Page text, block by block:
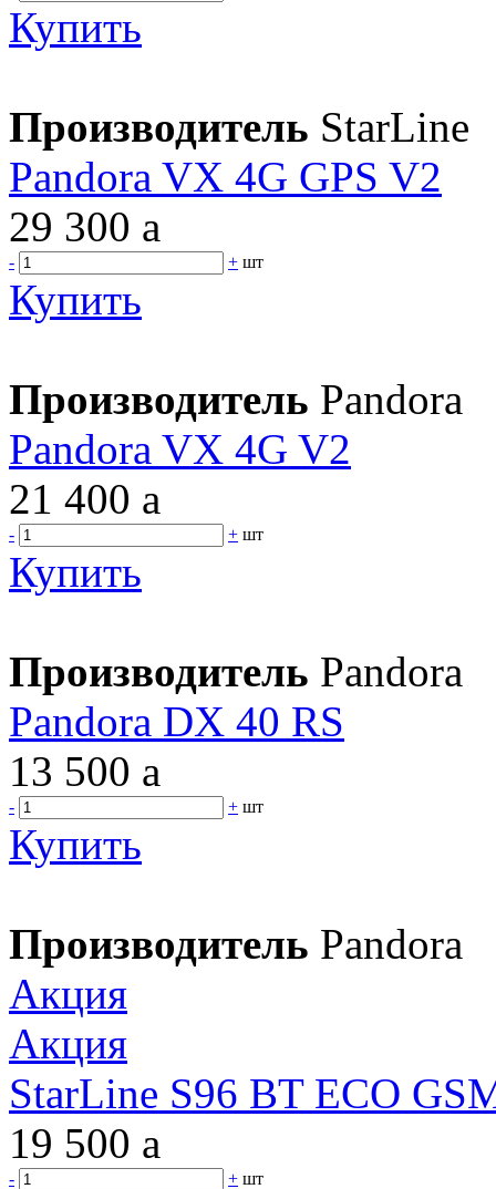
Купить
Производитель StarLine
Pandora VX 4G GPS V2
29 300 a
- + шт
Купить
Производитель Pandora
Pandora VX 4G V2
21 400 a
- + шт
Купить
Производитель Pandora
Pandora DX 40 RS
13 500 a
- + шт
Купить
Производитель Pandora
Акция
Акция
StarLine S96 BT ECO
19 500 a
- + шт